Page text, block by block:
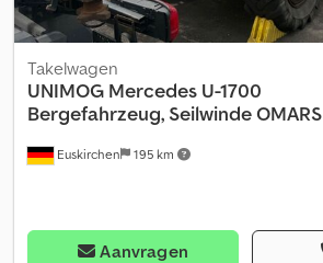
Euskirchen 195 km
Takelwagen
UNIMOG Mercedes U-1700
Bergefahrzeug, Seilwinde OMARS
Aanvragen